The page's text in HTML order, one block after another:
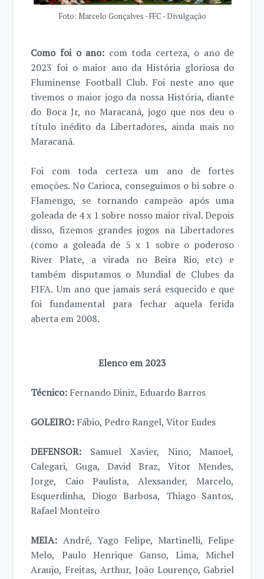
Foto: Marcelo Gonçalves - FFC - Divulgação
Como foi o ano: com toda certeza, o ano de
2023 foi o maior ano da História gloriosa do
Fluminense Football Club. Foi neste ano que
tivemos o maior jogo da nossa História, diante
do Boca Jr, no Maracanã, jogo que nos deu o
título inédito da Libertadores, ainda mais no
Maracanã.
Foi com toda certeza um ano de fortes
emoções. No Carioca, conseguimos o bi sobre o
Flamengo, se tornando campeão após uma
goleada de 4 x 1 sobre nosso maior rival. Depois
disso, fizemos grandes jogos na Libertadores
(como a goleada de 5 x 1 sobre o poderoso
River Plate, a virada no Beira Rio, etc) e
também disputamos o Mundial de Clubes da
FIFA. Um ano que jamais será esquecido e que
foi fundamental para fechar aquela ferida
aberta em 2008.
Elenco em 2023
Técnico: Fernando Diniz, Eduardo Barros
GOLEIRO: Fábio, Pedro Rangel, Vitor Eudes
DEFENSOR: Samuel Xavier, Nino, Manoel,
Calegari, Guga, David Braz, Vitor Mendes,
Jorge, Caio Paulista, Alexsander, Marcelo,
Esquerdinha, Diogo Barbosa, Thiago Santos,
Rafael Monteiro
MEIA: André, Yago Felipe, Martinelli, Felipe
Melo, Paulo Henrique Ganso, Lima, Michel
Araujo, Freitas, Arthur, João Lourenço, Gabriel